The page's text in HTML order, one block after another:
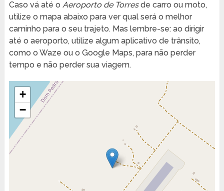
Caso vá até o Aeroporto de Torresde carro ou moto,
utilize o mapa abaixo para ver qual será o melhor
caminho para o seu trajeto. Mas lembre-se: ao dirigir
até o aeroporto, utilize algum aplicativo de trânsito,
como o Waze ou o Google Maps, para não perder
tempo e não perder sua viagem.
+
−